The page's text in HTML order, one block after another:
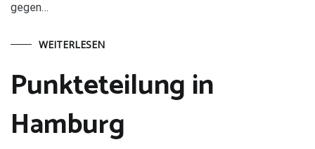
gegen…
WEITERLESEN
Punkteteilung in
Hamburg